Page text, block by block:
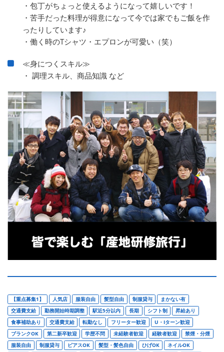
・包丁がちょっと使えるようになって嬉しいです！
・苦手だった料理が得意になって今では家でもご飯を作
ったりしています♪
・働く時のTシャツ・エプロンが可愛い（笑）
≪身につくスキル≫
・ 調理スキル、商品知識 など
【重点募集1】 人気店 服装自由 髪型自由 制服貸与
まかない有
交通費支給
勤務開始時期調整 駅近5分以内 長期 シフト制
昇給あり
食事補助あり
交通費支給 転勤なし フリーター歓迎
U・Iターン歓迎
ブランクOK
第二新卒歓迎 学歴不問 未経験者歓迎 経験者歓迎
禁煙・分煙
服装自由
制服貸与 ピアスOK 髪型・髪色自由 ひげOK
ネイルOK